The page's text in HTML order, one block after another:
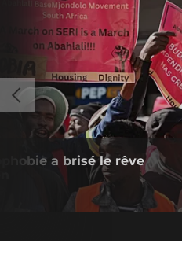
a brisé le rêve